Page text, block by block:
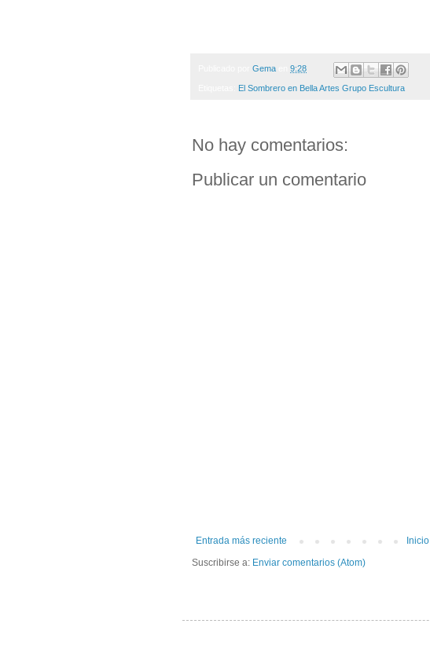
Gema 9:28
El Sombrero en Bella Artes Grupo Escultura
No hay comentarios:
Publicar un comentario
Entrada más reciente
Inicio
Suscribirse a: Enviar comentarios (Atom)